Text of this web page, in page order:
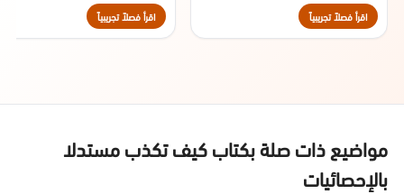
اقرأ فصلاً تجريبياً اقرأ فصلاً تجريبياً
مواضيع ذات صلة بكتاب كيف تكذب مستدلا
بالإحصائيات